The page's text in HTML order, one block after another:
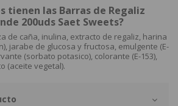
tienen las Barras de Regaliz
200uds Saet Sweets?
de caña, inulina, extracto de regaliz, harina
jarabe de glucosa y fructosa, emulgente (E-
(sorbato potasico), colorante (E-153),
(aceite vegetal).